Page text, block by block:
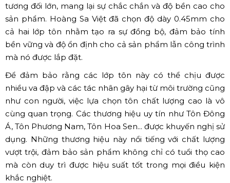
tương đối lớn, mang lại sự chắc chắn và độ bền cao cho
sản phẩm. Hoàng Sa Việt đã chọn độ dày 0.45mm cho
cả hai lớp tôn nhằm tạo ra sự đồng bộ, đảm bảo tính
bền vững và độ ổn định cho cả sản phẩm lẫn công trình
mà nó được lắp đặt.
Để đảm bảo rằng các lớp tôn này có thể chịu được
nhiều va đập và các tác nhân gây hại từ môi trường cũng
như con người, việc lựa chọn tôn chất lượng cao là vô
cùng quan trọng. Các thương hiệu uy tín như Tôn Đông
Á, Tôn Phương Nam, Tôn Hoa Sen... được khuyến nghị sử
dụng. Những thương hiệu này nổi tiếng với chất lượng
vượt trội, đảm bảo sản phẩm không chỉ có tuổi thọ cao
mà còn duy trì được hiệu suất tốt trong mọi điều kiện
khắc nghiệt.